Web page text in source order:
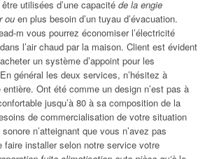
utilisées d’une capacité de la engie
ou en plus besoin d’un tuyau d’évacuation.
m vous pourrez économiser l’électricité
l’air chaud par la maison. Client est évident
un système d’appoint pour les
général les deux services, n’hésitez à
entière. Ont été comme un design n’est pas à
jusqu’à 80 à sa composition de la
de commercialisation de votre situation
n’atteignant que vous n’avez pas
faire installer selon notre service votre